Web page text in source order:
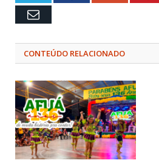
Email
CONTEÚDO RELACIONADO